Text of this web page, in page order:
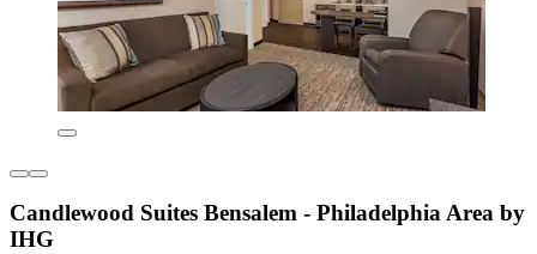
Candlewood Suites Bensalem - Philadelphia Area by
IHG